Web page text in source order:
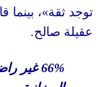
، بينما قال29% إن
.
غير راضين عن